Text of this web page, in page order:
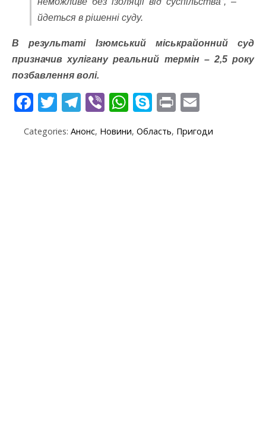
йдеться в рішенні суду.
В результаті Ізюмський міськрайонний суд
призначив хулігану реальний термін – 2,5 року
позбавлення волі.
F
e
T
itt
T
e
Vi
er
W
at
S
y
Pr
t ai
Categories: Анонс, Новини, Область, Пригоди